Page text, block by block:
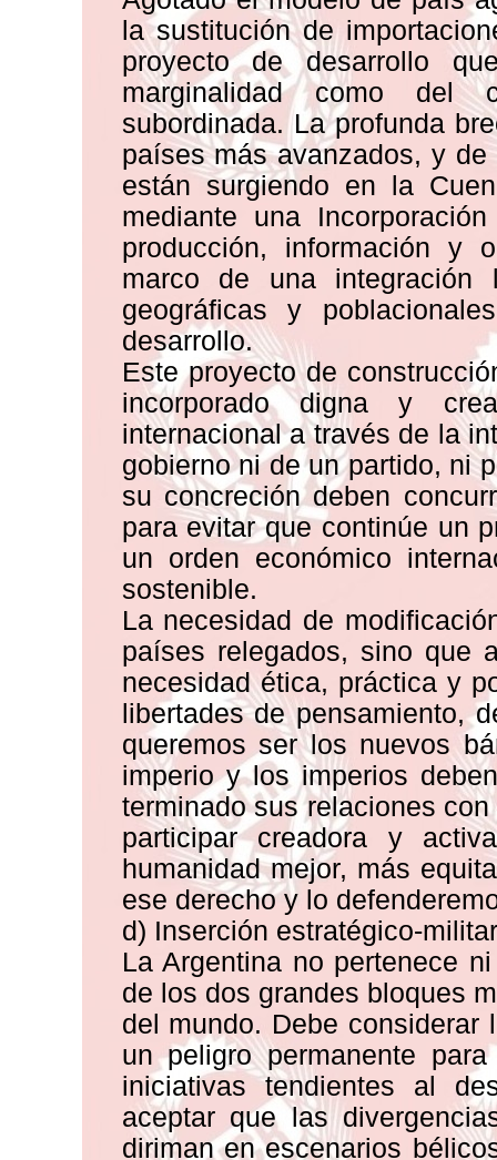
la sustitución de
proyecto de desarrollo
marginalidad como del
subordinada. La profunda
países más avanzados, y
están surgiendo en la
mediante una
producción, información y
marco de una integración
geográficas y
desarrollo.
Este proyecto de
incorporado digna y
internacional a través de la
gobierno ni de un partido, ni
su concreción deben
para evitar que continúe un
un orden económico
sostenible.
La necesidad de
países relegados, sino que
necesidad ética, práctica y
libertades de pensamiento,
queremos ser los nuevos
imperio y los imperios
terminado sus relaciones
participar creadora y
humanidad mejor, más
ese derecho y lo
d) Inserción estratégico-militar
La Argentina no pertenece
de los dos grandes bloques
del mundo. Debe
un peligro permanente
iniciativas tendientes al
aceptar que las
diriman en escenarios